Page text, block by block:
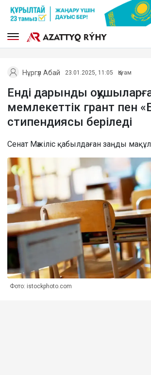
Нұргүл Абай 23.01.2025, 11:05 Қоғам
Енді дарынды оқушыларға
мемлекеттік грант пен
стипендиясы беріледі
Сенат Мәжіліс қабылдаған заңды
Фото: istockphoto.com